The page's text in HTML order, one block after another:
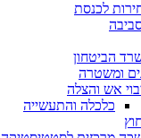
לכנסת
הביטחון
ומשטרה
אש והצלה
כלכלה והתעשייה